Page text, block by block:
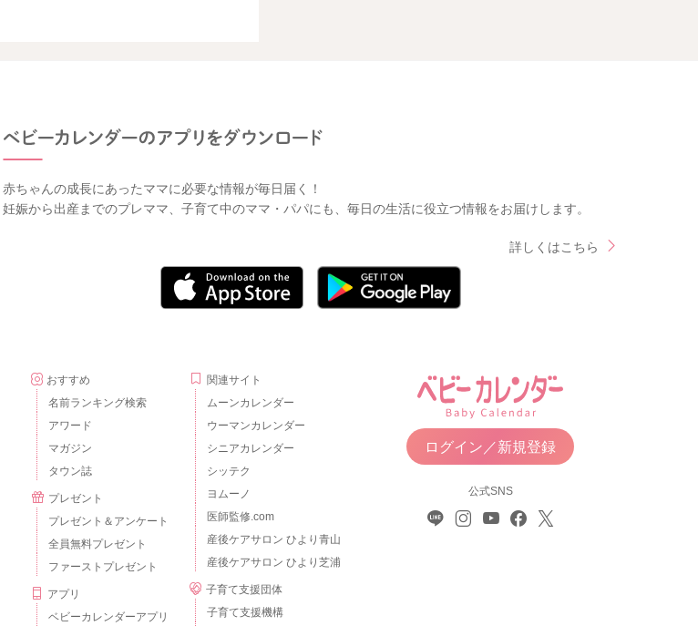
赤ちゃんの成長にあったママに必要な情報が毎日届く！
妊娠から出産までのプレママ、子育て中のママ・パパにも、毎日の生活に役立つ情報をお届けします。
詳しくはこちら
おすすめ
名前ランキング検索
アワード
マガジン
タウン誌
プレゼント
プレゼント＆アンケート
全員無料プレゼント
ファーストプレゼント
アプリ
ベビーカレンダーアプリ
関連サイト
ムーンカレンダー
ウーマンカレンダー
シニアカレンダー
シッテク
ヨムーノ
医師監修.com
産後ケアサロン ひより青山
産後ケアサロン ひより芝浦
子育て支援団体
子育て支援機構
ログイン／新規登録
公式SNS